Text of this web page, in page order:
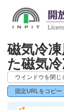
磁気冷
た磁気
ウインドウを閉じ
固定URLをコピー